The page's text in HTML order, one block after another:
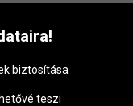
biztosítása
teszi